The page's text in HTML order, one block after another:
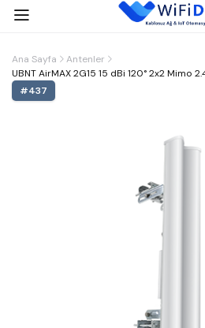
Ana Sayfa
Antenler
UBNT AirMAX 2G15 15 dBi 120° 2x2 Mimo
#437